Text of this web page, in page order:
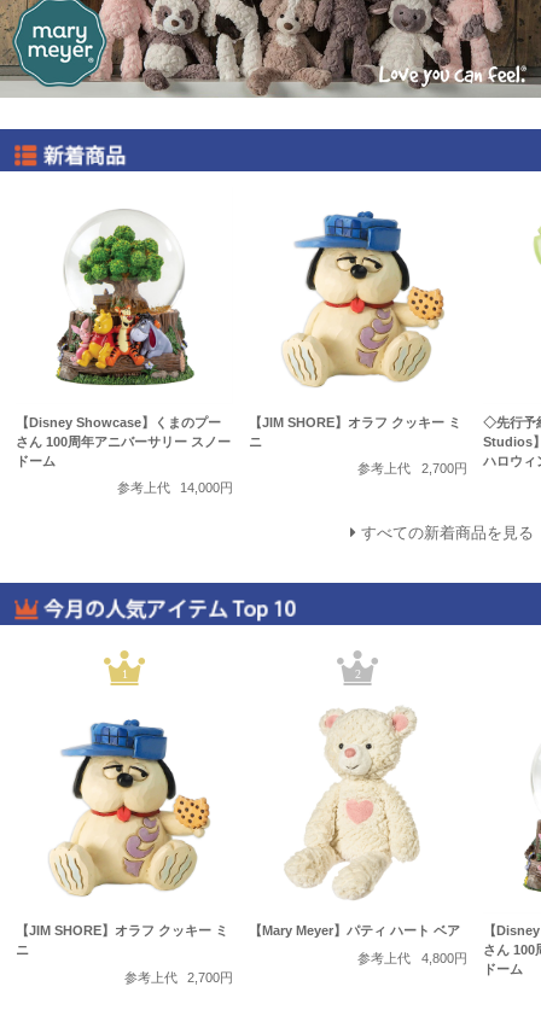
【Disney Showcase】くまのプー
さん 100周年アニバーサリー スノー
ドーム
参考上代
14,000円
【JIM SHORE】オラフ クッキー ミ
ニ
参考上代
2,700円
◇先行予
Studios
ハロウィ
すべての新着商品を見る
1
【JIM SHORE】オラフ クッキー ミ
ニ
参考上代
2,700円
2
【Mary Meyer】パティ ハート ベア
参考上代
4,800円
【
さん 100
ドーム